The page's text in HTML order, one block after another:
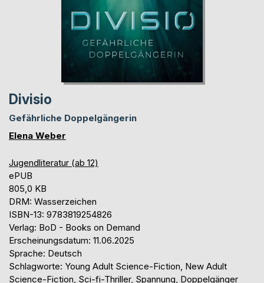
Divisio
Gefährliche Doppelgängerin
Elena Weber
Jugendliteratur (ab 12)
ePUB
805,0 KB
DRM: Wasserzeichen
ISBN-13: 9783819254826
Verlag: BoD - Books on Demand
Erscheinungsdatum: 11.06.2025
Sprache: Deutsch
Schlagworte: Young Adult Science-Fiction, New Adult
Science-Fiction, Sci-fi-Thriller, Spannung, Doppelgänger